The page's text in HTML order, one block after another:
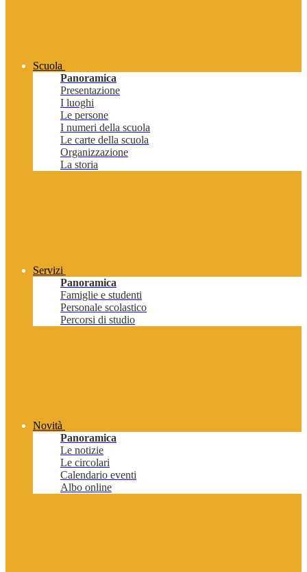
Scuola
Panoramica
Presentazione
I luoghi
Le persone
I numeri della scuola
Le carte della scuola
Organizzazione
La storia
Servizi
Panoramica
Famiglie e studenti
Personale scolastico
Percorsi di studio
Novità
Panoramica
Le notizie
Le circolari
Calendario eventi
Albo online